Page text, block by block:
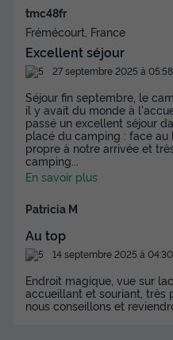
GÎTE 5 personnes
Annulation gratuite
Surface
32m²
Adultes
GÎTE 5 personnes du18/
Meilleur prix pour 7 nuits
Modifier les dates
tmc48fr
Frémécourt, France
Excellent séjour
27 septembre 2025 à
Séjour fin septembre, le
il y avait du monde à
passé un excellent séjour
placé du camping : face
propre à notre arrivée et
camping
En savoir plus
Patricia M
Au top
14 septembre 2025 à
Endroit magique, vue sur
accueillant et souriant, très
nous conseillons et